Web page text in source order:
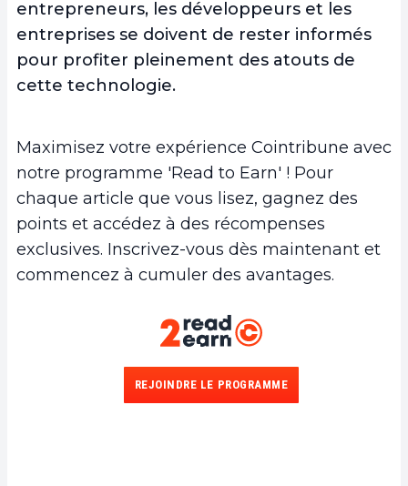
entrepreneurs, les développeurs et les
entreprises se doivent de rester informés
pour profiter pleinement des atouts de
cette technologie.
Maximisez votre expérience Cointribune avec
notre programme 'Read to Earn' ! Pour
chaque article que vous lisez, gagnez des
points et accédez à des récompenses
exclusives. Inscrivez-vous dès maintenant et
commencez à cumuler des avantages.
REJOINDRE LE PROGRAMME